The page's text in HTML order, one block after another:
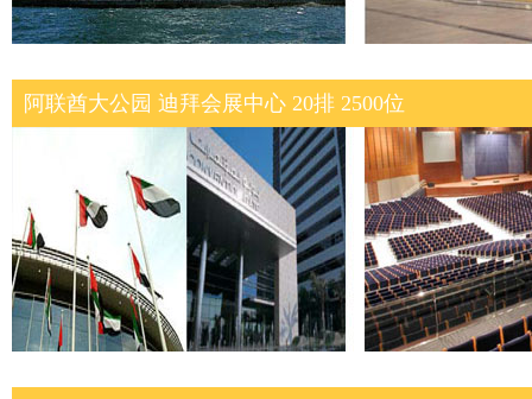
阿联酋大公园 迪拜会展中心 20排 2500位